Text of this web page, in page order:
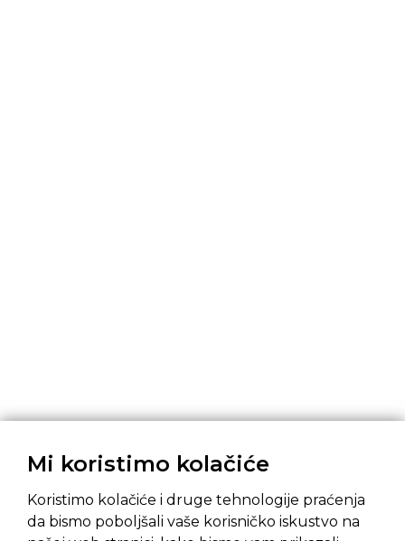
Mi koristimo kolačiće
Koristimo kolačiće i druge tehnologije praćenja
da bismo poboljšali vaše korisničko iskustvo na